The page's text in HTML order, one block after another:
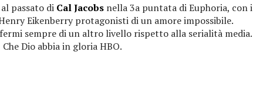
passato di Cal Jacobsnella 3a puntata di Euphoria, con i
Eikenberry protagonisti di un amore impossibile.
sempre di un altro livello rispetto alla serialità media.
Che Dio abbia in gloria HBO.